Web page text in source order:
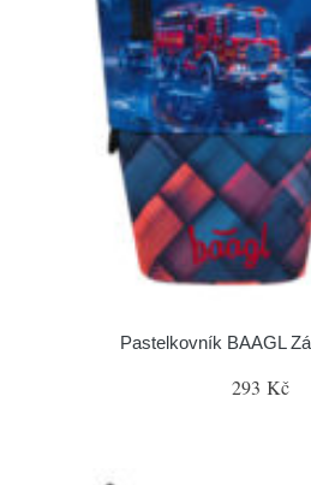
Pastelkovník BAAGL
293 Kč